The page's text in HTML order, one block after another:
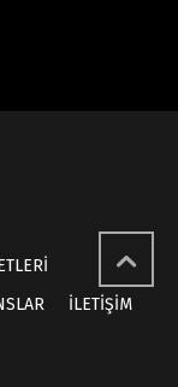
İLETİŞİM